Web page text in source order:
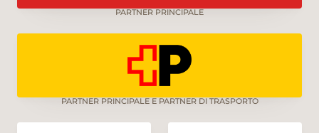
PARTNER PRINCIPALE
PARTNER PRINCIPALE E PARTNER DI TRASPORTO